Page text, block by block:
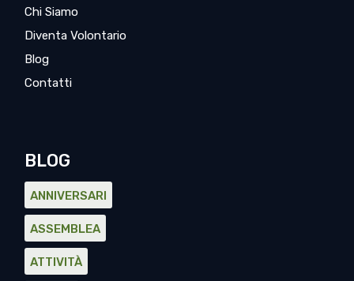
Chi Siamo
Diventa Volontario
Blog
Contatti
BLOG
ANNIVERSARI
ASSEMBLEA
ATTIVITÀ